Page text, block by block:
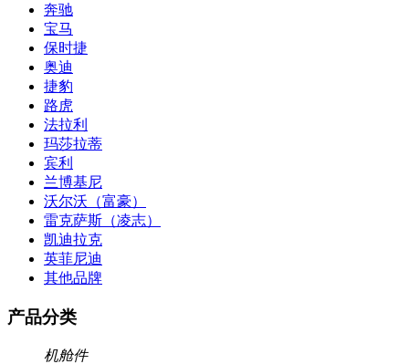
奔驰
宝马
保时捷
奥迪
捷豹
路虎
法拉利
玛莎拉蒂
宾利
兰博基尼
沃尔沃（富豪）
雷克萨斯（凌志）
凯迪拉克
英菲尼迪
其他品牌
产品分类
机舱件